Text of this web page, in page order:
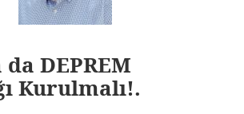
DEPREM
Kurulmalı!.